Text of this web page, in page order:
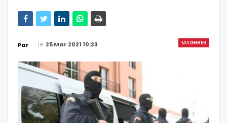
MAGHREB
Par Le 25 Mar 2021 10:23